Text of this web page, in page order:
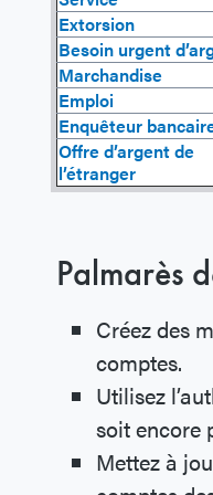
Extorsion
Besoin urgent
Marchandise
Emploi
Enquêteur
Offre d’argent de
l’étranger
Palmarès
Créez des
comptes.
Utilisez
soit encore
Mettez à